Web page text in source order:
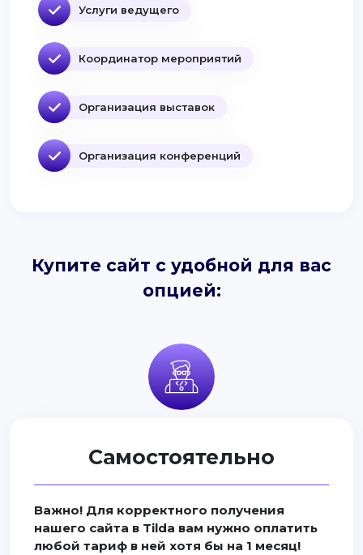
Услуги ведущего
Координатор мероприятий
Организация выставок
Организация конференций
Купите сайт с удобной для вас
опцией:
Самостоятельно
Важно! Для корректного получения
нашего сайта в Tilda вам нужно оплатить
любой тариф в ней хотя бы на 1 месяц!